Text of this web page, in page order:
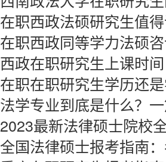
在职西政法硕研究生值
在职西政同等学力法硕
西政在职研究生上课时间
在职在职研究生学历还
法学专业到底是什么？
2023最新法律硕士院校
全国法律硕士报考指南